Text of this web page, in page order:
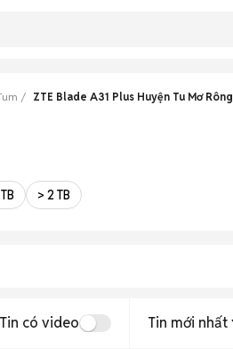
ZTE Blade A31 Plus Huyện Tu Mơ Rông
> 2 TB
Tin có video Tin mới nhất